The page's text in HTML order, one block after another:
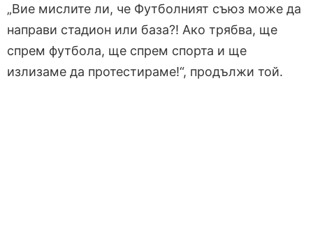
„Вие мислите ли, че Футболният съюз може да
направи стадион или база?! Ако трябва, ще
спрем футбола, ще спрем спорта и ще
излизаме да протестираме!“, продължи той.